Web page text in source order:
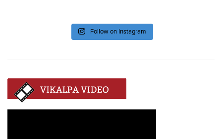
Follow on Instagram